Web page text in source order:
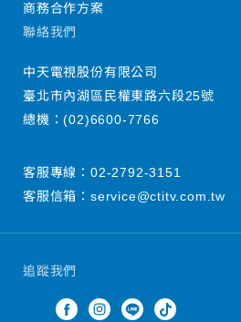
追蹤我們
商務合作方案
聯絡我們
中天電視股份有限公司
臺北市內湖區民權東路六段25號
總機：(02)6600-7766
客服專線： 02-2792-3151
客服信箱： service@ctitv.com.tw